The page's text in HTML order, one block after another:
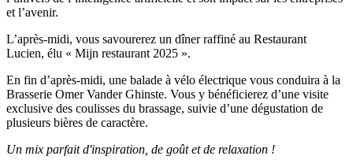
et l’avenir.
L’après-midi, vous savourerez un dîner raffiné au Restaurant
Lucien, élu « Mijn restaurant 2025 ».
En fin d’après-midi, une balade à vélo électrique vous conduira à la
Brasserie Omer Vander Ghinste. Vous y bénéficierez d’une visite
exclusive des coulisses du brassage, suivie d’une dégustation de
plusieurs bières de caractère.
Un mix parfait d'inspiration, de goût et de relaxation !